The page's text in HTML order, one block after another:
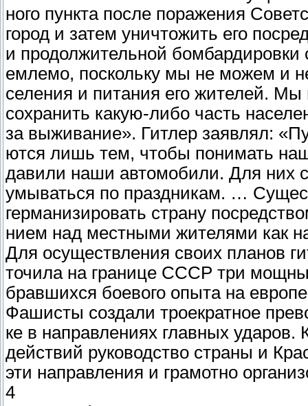
ного пункта после поражения
город и затем уничтожить его
и продолжительной
емлемо, поскольку мы не можем и
селения и питания его жителей.
сохранить какую-либо часть
за выживание». Гитлер заявлял:
ются лишь тем, чтобы понимать
давили наши автомобили. Для них
умываться по праздникам. …
германизировать страну
нием над местными жителями как
Для осуществления своих планов
точила на границе СССР три
бравшихся боевого опыта на
Фашисты создали троекратное
ке в направлениях главных
действий руководство страны и
эти направления и грамотно
4